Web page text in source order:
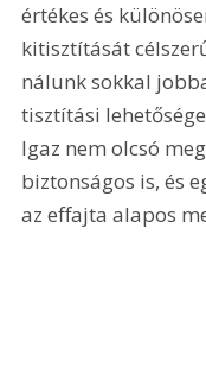
értékes és
kitisztítását
nálunk sokkal
tisztítási
Igaz nem olcsó
biztonságos is, és
az effajta alapos